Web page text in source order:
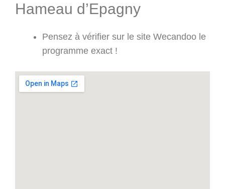
Hameau d’Epagny
Pensez à vérifier sur le site Wecandoo le
programme exact !